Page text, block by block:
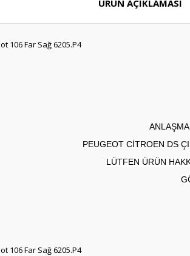
ÜRÜN AÇIKLAMASI
106 Far Sağ 6205.P4
PEUGEOT CİTROEN DS
LÜTFEN ÜRÜN
106 Far Sağ 6205.P4